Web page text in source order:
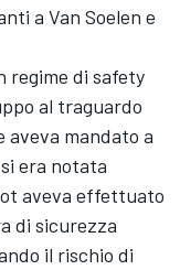
a Van Soelen e
regime di safety
al traguardo
aveva mandato a
era notata
aveva effettuato
di sicurezza
il rischio di